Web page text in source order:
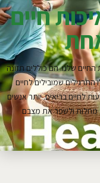
חיים
שלנו. הם כוללים תזונה
התרגילים שמובילים לחיים
לחיים בריאים. יותר אנשים
מחלות ולשפר את מצבם